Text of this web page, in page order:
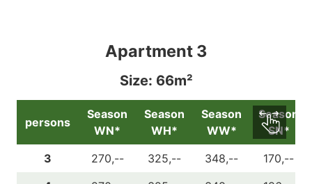
Apartment 3
Size: 66m²
persons
Season
WN*
Season
WH*
Season
WW*
Season
SN*
3
270,-- 325,-- 348,--
170,--